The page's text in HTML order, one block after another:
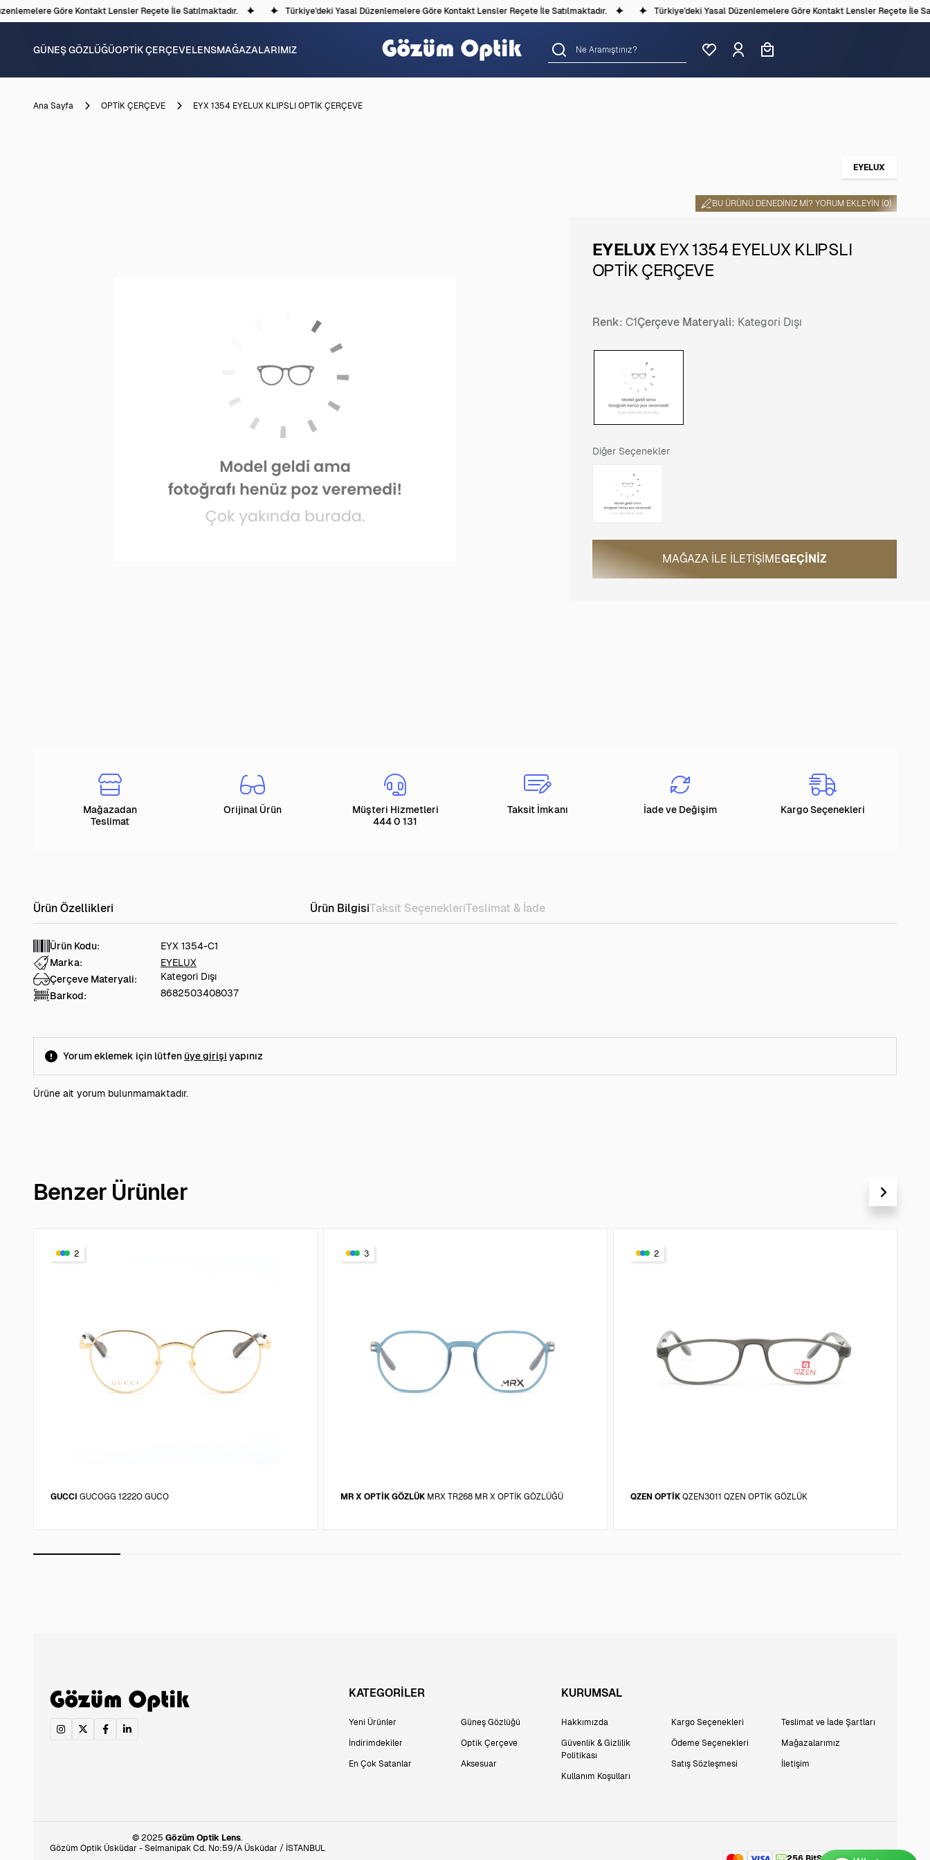
Göre Kontakt Lensler Reçete İle Satılmaktadır. Türkiye'deki Yasal Düzenlemelere Göre Kontakt Lensler Reçete İle Satılmaktadır. Türkiye'deki Yasal Düzenlemelere Göre Kontakt Lensler Reçete İle
GÜNEŞ GÖZLÜĞÜOPTİK ÇERÇEVELENSMAĞAZALARIMIZ
Ana Sayfa OPTİK ÇERÇEVE EYX 1354 EYELUX KLIPSLI OPTİK ÇERÇEVE
BU ÜRÜNÜ DENEDINIZ MI? YORUM EKLEYIN (0)
EYELUX
EYELUXEYX 1354 EYELUX KLIPSLI
OPTİK ÇERÇEVE
Renk: C1Çerçeve Materyali: Kategori Dışı
Diğer Seçenekler
MAĞAZA ILE İLETIŞIMEGEÇINIZ
Mağazadan
Teslimat
Orijinal Ürün
Müşteri Hizmetleri
444 0 131
Taksit İmkanı İade ve Değişim Kargo Seçenekleri
Ürün Kodu:
EYX 1354-C1
Marka:
EYELUX
Çerçeve Materyali:
Kategori Dışı
Barkod:
8682503408037
Ürün BilgisiTaksit SeçenekleriTeslimat & İade
Yorum eklemek için lütfen üye girişi yapınız
Ürüne ait yorum bulunmamaktadır.
Benzer Ürünler
2
GUCCI GUCOGG 1222O GUCO
3
MR X OPTİK GÖZLÜK MRX TR268 MR X OPTİK GÖZLÜĞÜ
2
QZEN OPTİK QZEN3011 QZEN OPTİK GÖZLÜK
KATEGORİLER
Yeni Ürünler
İndirimdekiler
En Çok Satanlar
Güneş Gözlüğü
Optik Çerçeve
Aksesuar
KURUMSAL
Hakkımızda
Güvenlik & Gizlilik
Politikası
Kullanım Koşulları
Kargo Seçenekleri
Ödeme Seçenekleri
Satış Sözleşmesi
Teslimat ve İade Şartları
Mağazalarımız
İletişim
© 2025 Gözüm Optik Lens.
Gözüm Optik Üsküdar - Selmanipak Cd. No:59/A Üsküdar / İSTANBUL